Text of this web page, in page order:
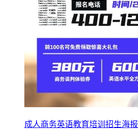
成人商务英语教育培训招生海报